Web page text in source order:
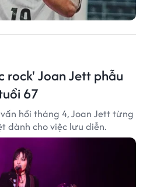
rock' Joan Jett phẫu
67
hồi tháng 4, Joan Jett từng
dành cho việc lưu diễn.